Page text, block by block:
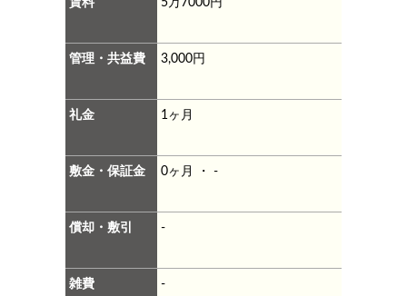
管理・共益費 3,000円
礼金 1ヶ月
敷金・保証金 0ヶ月 ・ -
償却・敷引 -
雑費 -